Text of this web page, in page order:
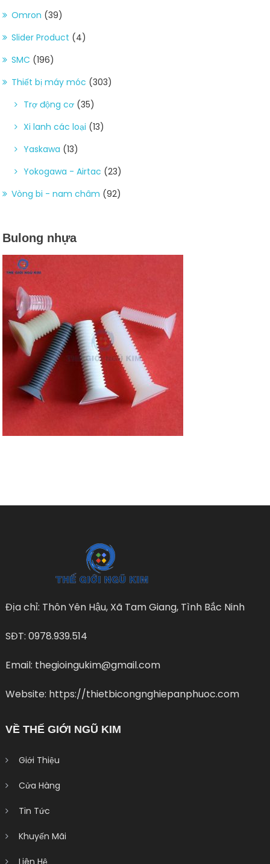
Omron (39)
Slider Product (4)
SMC (196)
Thiết bị máy móc (303)
Trợ động cơ (35)
Xi lanh các loại (13)
Yaskawa (13)
Yokogawa - Airtac (23)
Vòng bi - nam châm (92)
Bulong nhựa
Địa chỉ: Thôn Yên Hậu, Xã Tam Giang, Tình Bắc Ninh
SĐT: 0978.939.514
Email: thegioingukim@gmail.com
Website: https://thietbicongnghiepanphuoc.com
VỀ THẾ GIỚI NGŨ KIM
Giới Thiệu
Cửa Hàng
Tin Tức
Khuyến Mãi